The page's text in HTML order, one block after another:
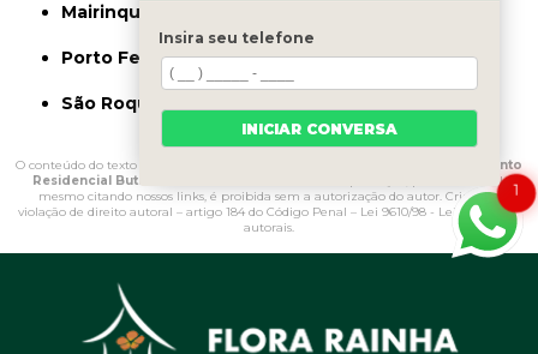
Mairinque
Porto Feliz
São Roque
O conteúdo do texto "
Onde Vende Limitador de Grama para Jardim Conjunto
Residencial Butantã
" é de direito reservado. Sua reprodução, parcial ou total,
mesmo citando nossos links, é proibida sem a autorização do autor. Crime de
violação de direito autoral – artigo 184 do Código Penal – Lei 9610/98 - Lei de direitos
autorais.
1
Insira seu telefone
INICIAR CONVERSA